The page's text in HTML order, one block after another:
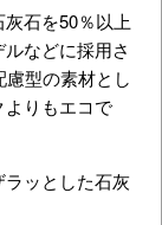
石を50％以上
などに採用さ
型の素材とし
よりもエコで
ッとした石灰